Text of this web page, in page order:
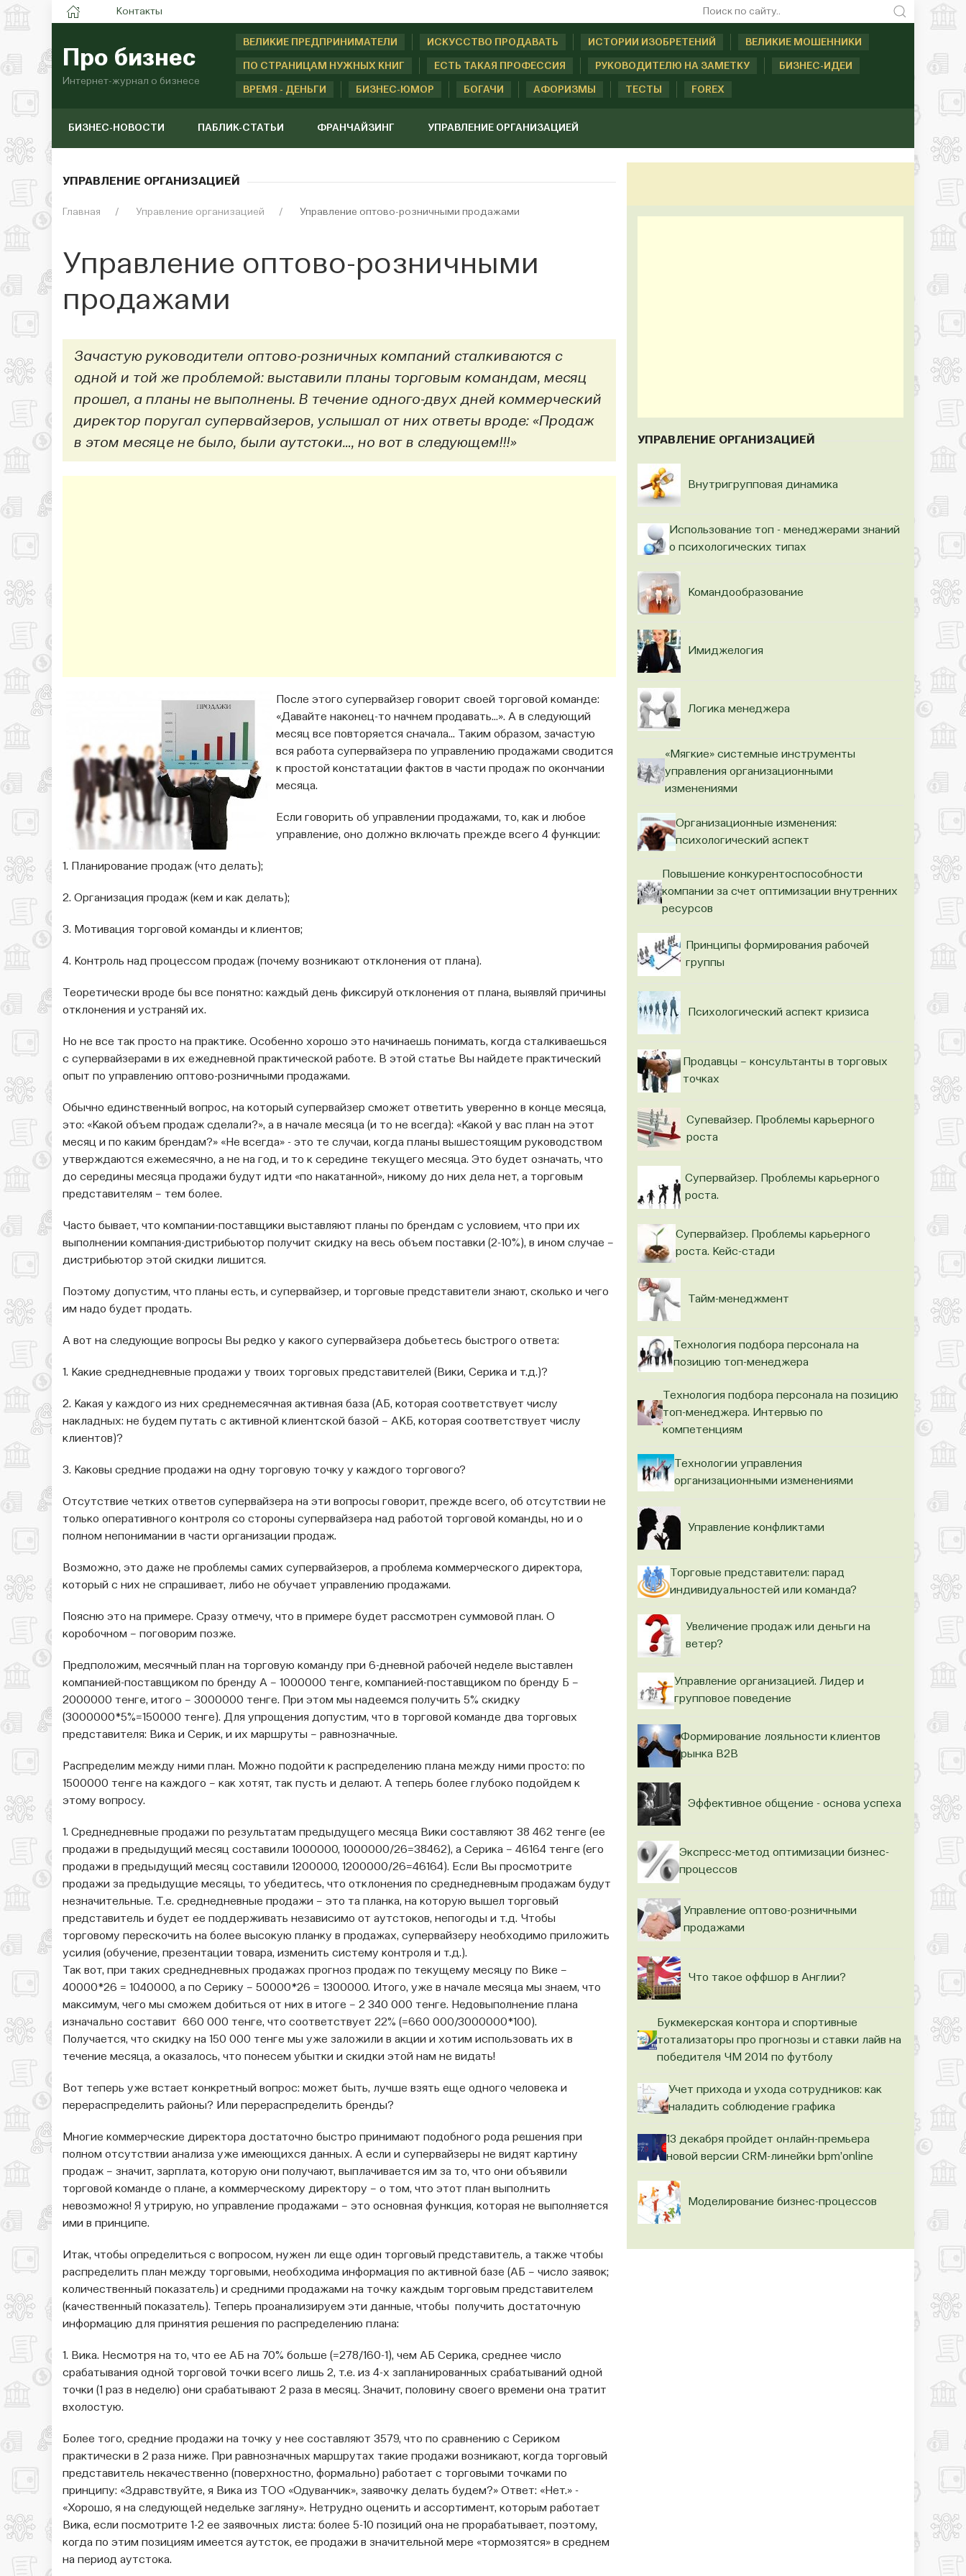
Контакты
Про бизнес
Интернет-журнал о бизнесе
ВЕЛИКИЕ ПРЕДПРИНИМАТЕЛИ ИСКУССТВО ПРОДАВАТЬ ИСТОРИИ ИЗОБРЕТЕНИЙ ВЕЛИКИЕ МОШЕННИКИ
ПО СТРАНИЦАМ НУЖНЫХ КНИГ ЕСТЬ ТАКАЯ ПРОФЕССИЯ РУКОВОДИТЕЛЮ НА ЗАМЕТКУ БИЗНЕС-ИДЕИ
ВРЕМЯ - ДЕНЬГИ БИЗНЕС-ЮМОР БОГАЧИ АФОРИЗМЫ ТЕСТЫ FOREX
БИЗНЕС-НОВОСТИ ПАБЛИК-СТАТЬИ ФРАНЧАЙЗИНГ УПРАВЛЕНИЕ ОРГАНИЗАЦИЕЙ
УПРАВЛЕНИЕ ОРГАНИЗАЦИЕЙ
Главная Управление организацией Управление оптово-розничными продажами
Управление оптово-розничными
продажами
Зачастую руководители оптово-розничных компаний сталкиваются с
одной и той же проблемой: выставили планы торговым командам, месяц
прошел, а планы не выполнены. В течение одного-двух дней коммерческий
директор поругал супервайзеров, услышал от них ответы вроде: «Продаж
в этом месяце не было, были аутстоки…, но вот в следующем!!!»
После этого супервайзер говорит своей торговой команде:
«Давайте наконец-то начнем продавать…». А в следующий
месяц все повторяется сначала… Таким образом, зачастую
вся работа супервайзера по управлению продажами сводится
к простой констатации фактов в части продаж по окончании
месяца.
Если говорить об управлении продажами, то, как и любое
управление, оно должно включать прежде всего 4 функции:
1. Планирование продаж (что делать);
2. Организация продаж (кем и как делать);
3. Мотивация торговой команды и клиентов;
4. Контроль над процессом продаж (почему возникают отклонения от плана).
Теоретически вроде бы все понятно: каждый день фиксируй отклонения от плана, выявляй причины
отклонения и устраняй их.
Но не все так просто на практике. Особенно хорошо это начинаешь понимать, когда сталкиваешься
с супервайзерами в их ежедневной практической работе. В этой статье Вы найдете практический
опыт по управлению оптово-розничными продажами.
Обычно единственный вопрос, на который супервайзер сможет ответить уверенно в конце месяца,
это: «Какой объем продаж сделали?», а в начале месяца (и то не всегда): «Какой у вас план на этот
месяц и по каким брендам?» «Не всегда» - это те случаи, когда планы вышестоящим руководством
утверждаются ежемесячно, а не на год, и то к середине текущего месяца. Это будет означать, что
до середины месяца продажи будут идти «по накатанной», никому до них дела нет, а торговым
представителям – тем более.
Часто бывает, что компании-поставщики выставляют планы по брендам с условием, что при их
выполнении компания-дистрибьютор получит скидку на весь объем поставки (2-10%), в ином случае –
дистрибьютор этой скидки лишится.
Поэтому допустим, что планы есть, и супервайзер, и торговые представители знают, сколько и чего
им надо будет продать.
А вот на следующие вопросы Вы редко у какого супервайзера добьетесь быстрого ответа:
1. Какие среднедневные продажи у твоих торговых представителей (Вики, Серика и т.д.)?
2. Какая у каждого из них среднемесячная активная база (АБ, которая соответствует числу
накладных: не будем путать с активной клиентской базой – АКБ, которая соответствует числу
клиентов)?
3. Каковы средние продажи на одну торговую точку у каждого торгового?
Отсутствие четких ответов супервайзера на эти вопросы говорит, прежде всего, об отсутствии не
только оперативного контроля со стороны супервайзера над работой торговой команды, но и о
полном непонимании в части организации продаж.
Возможно, это даже не проблемы самих супервайзеров, а проблема коммерческого директора,
который с них не спрашивает, либо не обучает управлению продажами.
Поясню это на примере. Сразу отмечу, что в примере будет рассмотрен суммовой план. О
коробочном – поговорим позже.
Предположим, месячный план на торговую команду при 6-дневной рабочей неделе выставлен
компанией-поставщиком по бренду А – 1000000 тенге, компанией-поставщиком по бренду Б –
2000000 тенге, итого – 3000000 тенге. При этом мы надеемся получить 5% скидку
(3000000*5%=150000 тенге). Для упрощения допустим, что в торговой команде два торговых
представителя: Вика и Серик, и их маршруты – равнозначные.
Распределим между ними план. Можно подойти к распределению плана между ними просто: по
1500000 тенге на каждого – как хотят, так пусть и делают. А теперь более глубоко подойдем к
этому вопросу.
1. Среднедневные продажи по результатам предыдущего месяца Вики составляют 38 462 тенге (ее
продажи в предыдущий месяц составили 1000000, 1000000/26=38462), а Серика – 46164 тенге (его
продажи в предыдущий месяц составили 1200000, 1200000/26=46164). Если Вы просмотрите
продажи за предыдущие месяцы, то убедитесь, что отклонения по среднедневным продажам будут
незначительные. Т.е. среднедневные продажи – это та планка, на которую вышел торговый
представитель и будет ее поддерживать независимо от аутстоков, непогоды и т.д. Чтобы
торговому перескочить на более высокую планку в продажах, супервайзеру необходимо приложить
усилия (обучение, презентации товара, изменить систему контроля и т.д.).
Так вот, при таких среднедневных продажах прогноз продаж по текущему месяцу по Вике –
40000*26 = 1040000, а по Серику – 50000*26 = 1300000. Итого, уже в начале месяца мы знаем, что
максимум, чего мы сможем добиться от них в итоге – 2 340 000 тенге. Недовыполнение плана
изначально составит 660 000 тенге, что соответствует 22% (=660 000/3000000*100).
Получается, что скидку на 150 000 тенге мы уже заложили в акции и хотим использовать их в
течение месяца, а оказалось, что понесем убытки и скидки этой нам не видать!
Вот теперь уже встает конкретный вопрос: может быть, лучше взять еще одного человека и
перераспределить районы? Или перераспределить бренды?
Многие коммерческие директора достаточно быстро принимают подобного рода решения при
полном отсутствии анализа уже имеющихся данных. А если и супервайзеры не видят картину
продаж – значит, зарплата, которую они получают, выплачивается им за то, что они объявили
торговой команде о плане, а коммерческому директору – о том, что этот план выполнить
невозможно! Я утрирую, но управление продажами – это основная функция, которая не выполняется
ими в принципе.
Итак, чтобы определиться с вопросом, нужен ли еще один торговый представитель, а также чтобы
распределить план между торговыми, необходима информация по активной базе (АБ – число заявок;
количественный показатель) и средними продажами на точку каждым торговым представителем
(качественный показатель). Теперь проанализируем эти данные, чтобы получить достаточную
информацию для принятия решения по распределению плана:
1. Вика. Несмотря на то, что ее АБ на 70% больше (=278/160-1), чем АБ Серика, среднее число
срабатывания одной торговой точки всего лишь 2, т.е. из 4-х запланированных срабатываний одной
точки (1 раз в неделю) они срабатывают 2 раза в месяц. Значит, половину своего времени она тратит
вхолостую.
Более того, средние продажи на точку у нее составляют 3579, что по сравнению с Сериком
практически в 2 раза ниже. При равнозначных маршрутах такие продажи возникают, когда торговый
представитель некачественно (поверхностно, формально) работает с торговыми точками по
принципу: «Здравствуйте, я Вика из ТОО «Одуванчик», заявочку делать будем?» Ответ: «Нет.» -
«Хорошо, я на следующей недельке загляну». Нетрудно оценить и ассортимент, которым работает
Вика, если посмотрите 1-2 ее заявочных листа: более 5-10 позиций она не прорабатывает, поэтому,
когда по этим позициям имеется аутсток, ее продажи в значительной мере «тормозятся» в среднем
на период аутстока.